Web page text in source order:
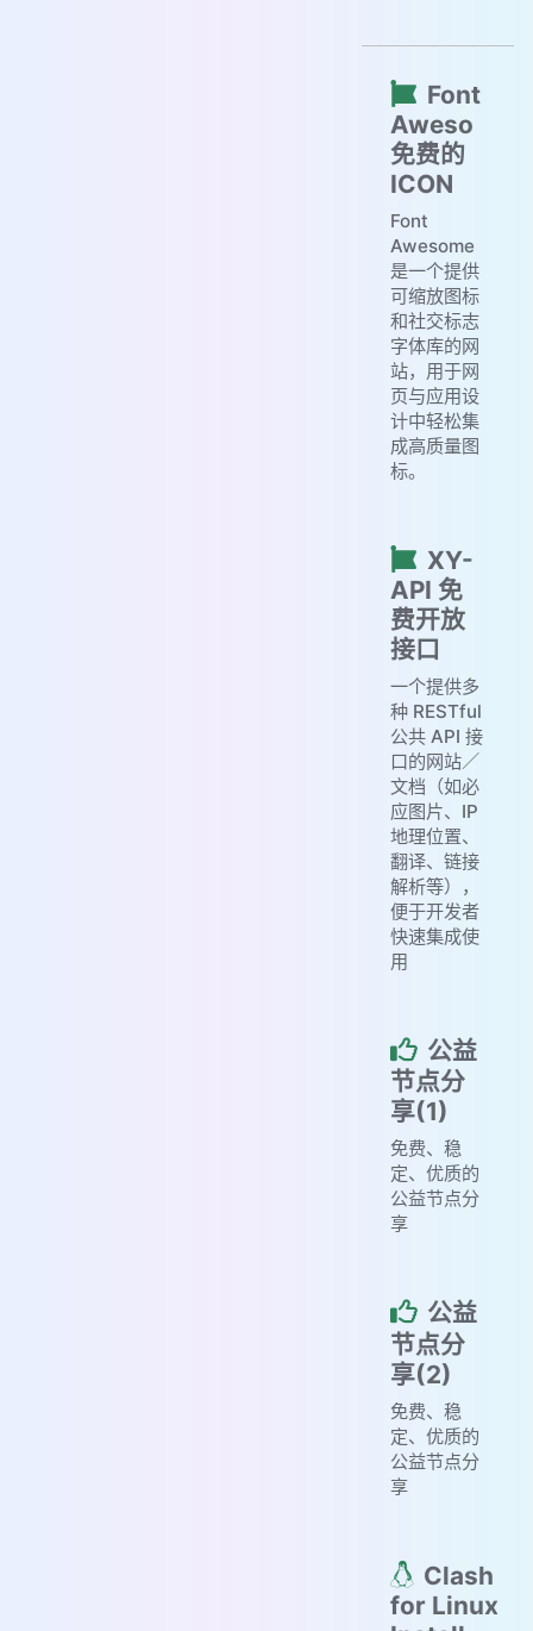
Font
Aweso
免费的
ICON
Font
Awesome
是一个提供
可缩放图标
和社交标志
字体库的网
站，用于网
页与应用设
计中轻松集
成高质量图
标。
XY-
API 免
费开放
接口
一个提供多
种 RESTful
公共 API 接
口的网站／
文档（如必
应图片、IP
地理位置、
翻译、链接
解析等），
便于开发者
快速集成使
用
公益
节点分
享(1)
免费、稳
定、优质的
公益节点分
享
公益
节点分
享(2)
免费、稳
定、优质的
公益节点分
享
Clash
for Linux